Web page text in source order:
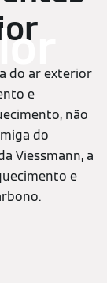
do ar exterior
e
não
do
Viessmann, a
e